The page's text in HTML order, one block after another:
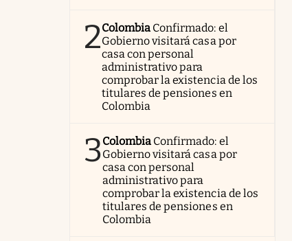
2Colombia Confirmado: el
Gobierno visitará casa por
casa con personal
administrativo para
comprobar la existencia de los
titulares de pensiones en
Colombia
3Colombia Confirmado: el
Gobierno visitará casa por
casa con personal
administrativo para
comprobar la existencia de los
titulares de pensiones en
Colombia